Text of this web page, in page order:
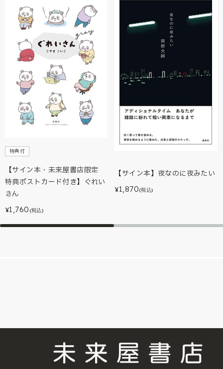
特典付
【サイン本・未来屋書店限定
特典ポストカード付き】ぐれい
さん
¥1,760 (税込)
【サイン本】夜なのに夜みたい
¥1,870(税込)